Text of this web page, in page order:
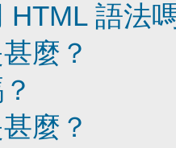
HTML 語法
麼？
麼？